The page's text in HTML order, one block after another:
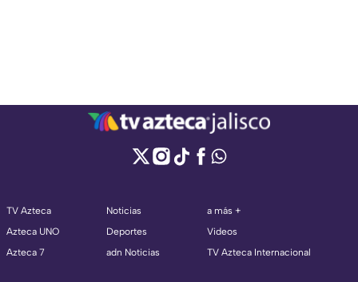
TV Azteca
Azteca UNO
Azteca 7
Noticias
Deportes
adn Noticias
a más +
Videos
TV Azteca Internacional